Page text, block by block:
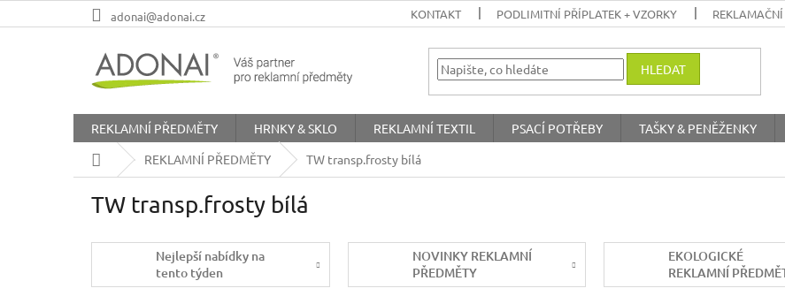
na
adonai@adonai.cz KONTAKT PODLIMITNÍ PŘÍPLATEK + VZORKY REKLAMAČNÍ
HLEDAT
REKLAMNÍ PŘEDMĚTY HRNKY & SKLO REKLAMNÍ TEXTIL PSACÍ POTŘEBY TAŠKY & PENĚŽENKY
Domů
REKLAMNÍ PŘEDMĚTY TW transp.frosty bílá
TW transp.frosty bílá
Nejlepší nabídky na
tento týden
NOVINKY REKLAMNÍ
PŘEDMĚTY
EKOLOGICKÉ
REKLAMNÍ